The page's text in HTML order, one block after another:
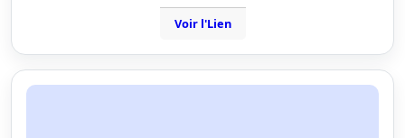
Voir l'Lien